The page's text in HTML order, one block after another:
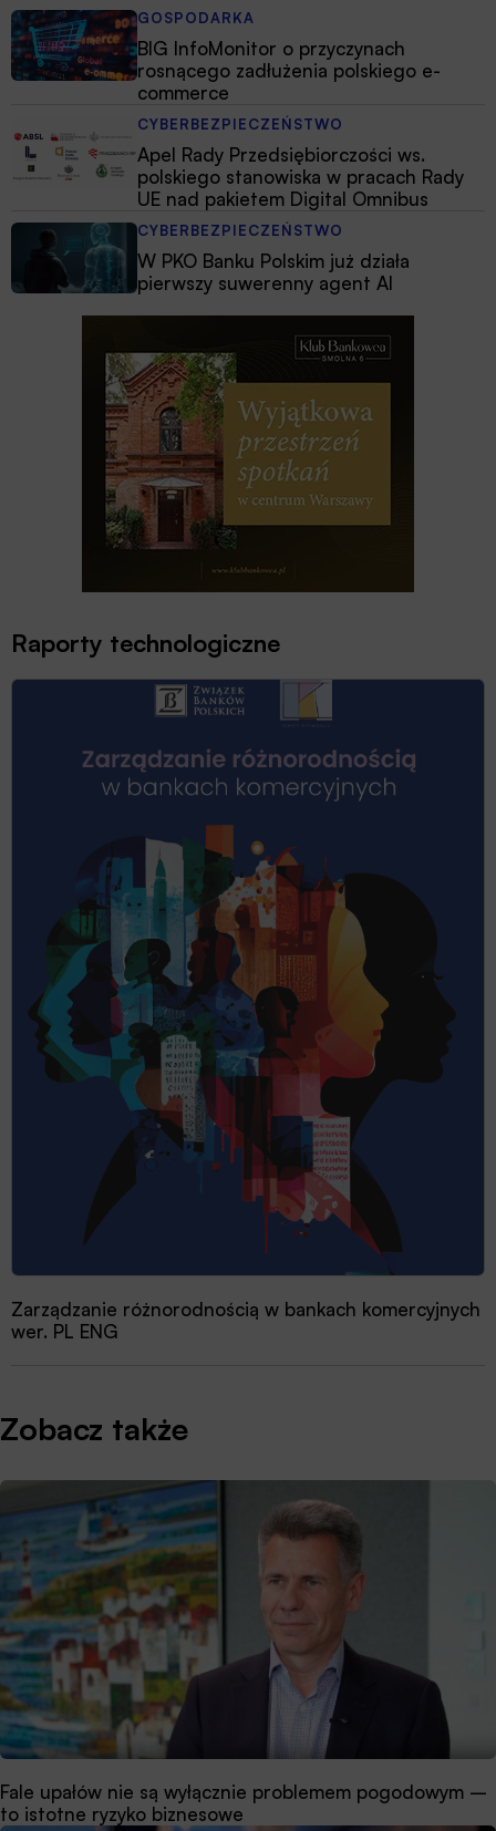
GOSPODARKA
BIG InfoMonitor o przyczynach
rosnącego zadłużenia polskiego e-
commerce
CYBERBEZPIECZEŃSTWO
Apel Rady Przedsiębiorczości ws.
polskiego stanowiska w pracach Rady
UE nad pakietem Digital Omnibus
CYBERBEZPIECZEŃSTWO
W PKO Banku Polskim już działa
pierwszy suwerenny agent AI
Raporty technologiczne
Zarządzanie różnorodnością w bankach komercyjnych
wer. PL ENG
Zobacz także
Fale upałów nie są wyłącznie problemem pogodowym –
to istotne ryzyko biznesowe